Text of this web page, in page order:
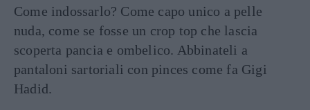
Come indossarlo? Come capo unico a pelle
nuda, come se fosse un crop top che lascia
scoperta pancia e ombelico. Abbinateli a
pantaloni sartoriali con pinces come fa Gigi
Hadid.